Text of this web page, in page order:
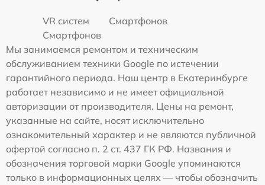
VR систем
Смартфонов
Смартфонов
Мы занимаемся ремонтом и техническим
обслуживанием техники Google по истечении
гарантийного периода. Наш центр в Екатеринбурге
работает независимо и не имеет официальной
авторизации от производителя. Цены на ремонт,
указанные на сайте, носят исключительно
ознакомительный характер и не являются публичной
офертой согласно п. 2 ст. 437 ГК РФ. Названия и
обозначения торговой марки Google упоминаются
только в информационных целях — чтобы обозначить